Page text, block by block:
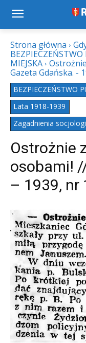
Strona główna
BEZPIECZEŃSTWO
MIEJSKA
Gazeta Gdańska. -
BEZPIECZEŃSTWO
Lata 1918-1939
Zagadnienia
Ostrożnie
osobami!
– 1939, nr